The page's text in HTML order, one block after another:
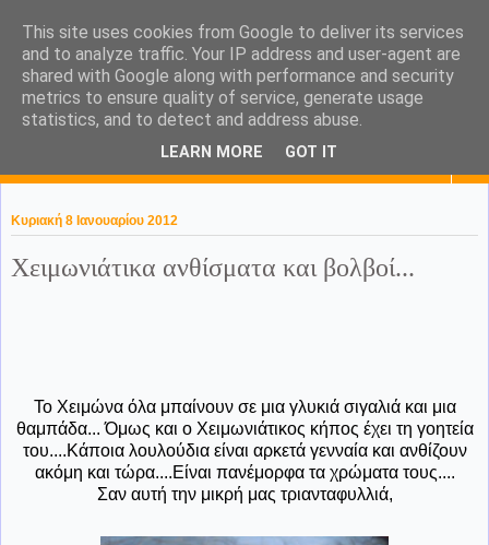
KaPa. Me without you...tea
without a biscuit!
Κυριακή 8 Ιανουαρίου 2012
Χειμωνιάτικα ανθίσματα και βολβοί...
Το Χειμώνα όλα μπαίνουν σε μια γλυκιά σιγαλιά και μια
θαμπάδα... Όμως και ο Χειμωνιάτικος κήπος έχει τη γοητεία
του....Κάποια λουλούδια είναι αρκετά γενναία και ανθίζουν
ακόμη και τώρα....Είναι πανέμορφα τα χρώματα τους....
Σαν αυτή την μικρή μας τριανταφυλλιά,
This site uses cookies from Google to deliver its services
and to analyze traffic. Your IP address and user-agent are
shared with Google along with performance and security
metrics to ensure quality of service, generate usage
statistics, and to detect and address abuse.
LEARN MORE GOT IT